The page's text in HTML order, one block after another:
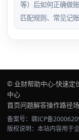
等）后如何正确做
匹配规则、常见记
© 业财帮助中心-快速定
中心
首页问题解答操作路径
备案号：赣ICP备
版权说明：本站内容用于